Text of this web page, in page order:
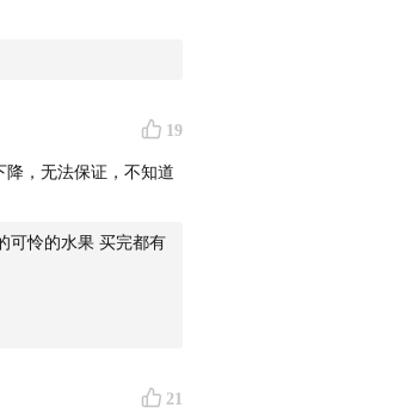
19
，无法保证，不知道
可怜的水果 买完都有
21